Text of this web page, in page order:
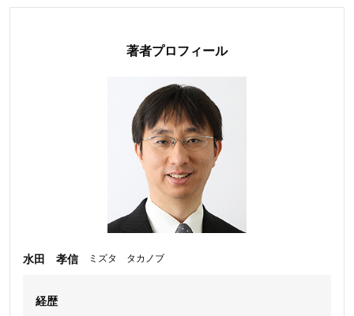
著者プロフィール
水田 孝信 ミズタ タカノブ
経歴